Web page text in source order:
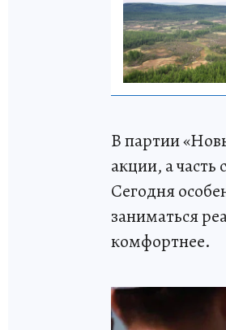
В партии
акции, а
Сегодня
заниматься
комфортнее.